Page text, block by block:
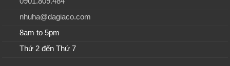
nhuha@dagiaco.com
8am to 5pm
Thứ 2 đến Thứ 7